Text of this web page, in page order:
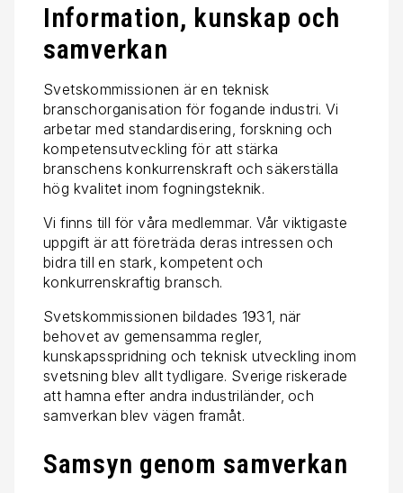
Information, kunskap och
samverkan
Svetskommissionen är en teknisk
branschorganisation för fogande industri. Vi
arbetar med standardisering, forskning och
kompetensutveckling för att stärka
branschens konkurrenskraft och säkerställa
hög kvalitet inom fogningsteknik.
Vi finns till för våra medlemmar. Vår viktigaste
uppgift är att företräda deras intressen och
bidra till en stark, kompetent och
konkurrenskraftig bransch.
Svetskommissionen bildades 1931, när
behovet av gemensamma regler,
kunskapsspridning och teknisk utveckling inom
svetsning blev allt tydligare. Sverige riskerade
att hamna efter andra industriländer, och
samverkan blev vägen framåt.
Samsyn genom samverkan